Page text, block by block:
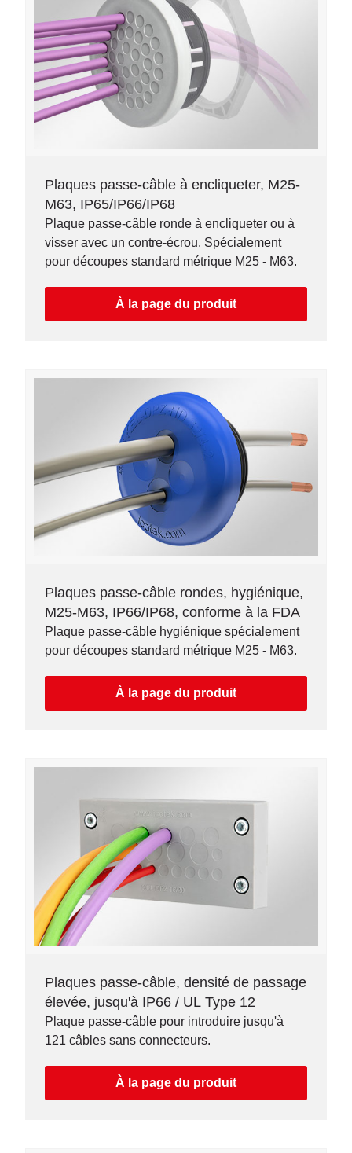
Plaques passe-câble à encliqueter, M25-
M63, IP65/IP66/IP68
Plaque passe-câble ronde à encliqueter ou à
visser avec un contre-écrou. Spécialement
pour découpes standard métrique M25 - M63.
À la page du produit
Plaques passe-câble rondes, hygiénique,
M25-M63, IP66/IP68, conforme à la FDA
Plaque passe-câble hygiénique spécialement
pour découpes standard métrique M25 - M63.
À la page du produit
Plaques passe-câble, densité de passage
élevée, jusqu'à IP66 / UL Type 12
Plaque passe-câble pour introduire jusqu'à
121 câbles sans connecteurs.
À la page du produit